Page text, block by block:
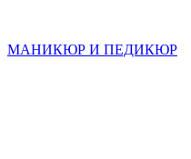
МАНИКЮР И ПЕДИКЮР